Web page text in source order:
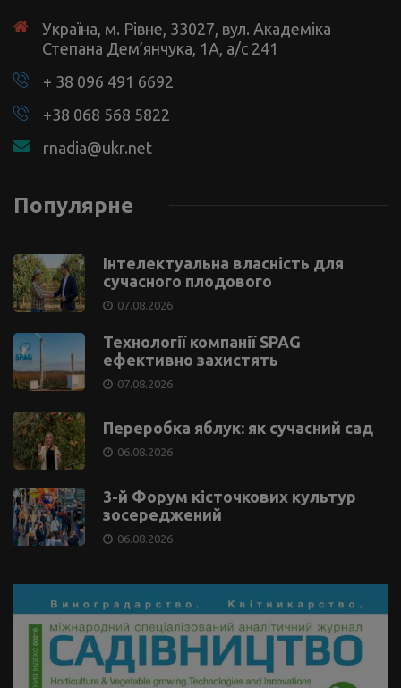
Україна, м. Рівне, 33027, вул. Академіка
Степана Дем’янчука, 1А, а/с 241
+ 38 096 491 6692
+38 068 568 5822
rnadia@ukr.net
Популярне
Інтелектуальна власність для
сучасного плодового
07.08.2026
Технології компанії SPAG
ефективно захистять
07.08.2026
Переробка яблук: як сучасний сад
06.08.2026
3-й Форум кісточкових культур
зосереджений
06.08.2026